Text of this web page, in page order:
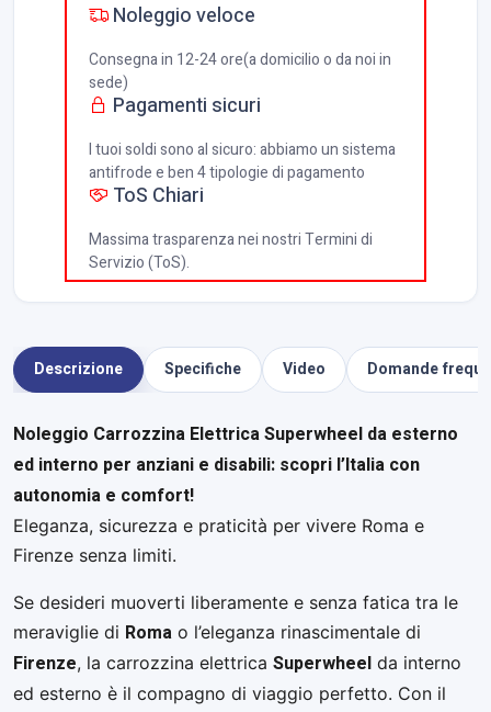
Noleggio veloce
Consegna in 12-24 ore(a domicilio o da noi in
sede)
Pagamenti sicuri
I tuoi soldi sono al sicuro: abbiamo un sistema
antifrode e ben 4 tipologie di pagamento
ToS Chiari
Massima trasparenza nei nostri Termini di
Servizio (ToS).
Descrizione Specifiche Video Domande
Noleggio Carrozzina Elettrica Superwheel da esterno
ed interno per anziani e disabili: scopri l’Italia con
autonomia e comfort!
Eleganza, sicurezza e praticità per vivere Roma e
Firenze senza limiti.
Se desideri muoverti liberamente e senza fatica tra le
meraviglie di Roma o l’eleganza rinascimentale di
Firenze, la carrozzina elettrica Superwheel da interno
ed esterno è il compagno di viaggio perfetto. Con il